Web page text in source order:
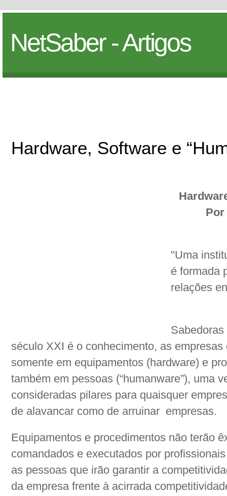
NetSaber - Artigos
Hardware, Software e
Por
"Uma
é formada
relações
século XXI é o conhecimento, as empresas
somente em equipamentos (hardware) e
também em pessoas (“humanware”), uma
consideradas pilares para quaisquer
de alavancar como de arruinar empresas.
Equipamentos e procedimentos não terão
comandados e executados por
as pessoas que irão garantir a
da empresa frente à acirrada